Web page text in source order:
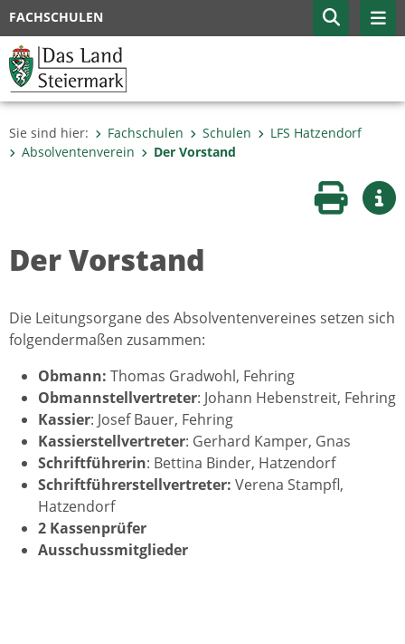
FACHSCHULEN
Sie sind hier: Fachschulen Schulen
LFS Hatzendorf
Absolventenverein
Der Vorstand
Seite
Der Vorstand
Die Leitungsorgane des Absolventenvereines setzen sich
folgendermaßen zusammen:
Obmann: Thomas Gradwohl, Fehring
Obmannstellvertreter: Johann Hebenstreit, Fehring
Kassier: Josef Bauer, Fehring
Kassierstellvertreter: Gerhard Kamper, Gnas
Schriftführerin: Bettina Binder, Hatzendorf
Schriftführerstellvertreter: Verena Stampfl,
Hatzendorf
2 Kassenprüfer
Ausschussmitglieder